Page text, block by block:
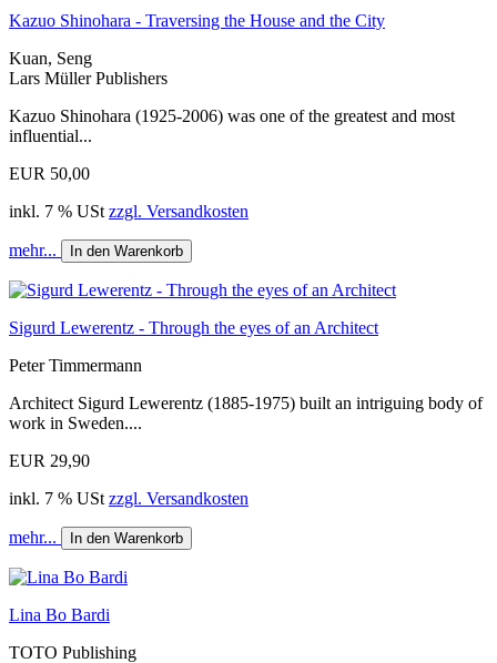
Kazuo Shinohara - Traversing the House and the City
Kuan, Seng
Lars Müller Publishers
Kazuo Shinohara (1925-2006) was one of the greatest and most
influential...
EUR 50,00
inkl. 7 % USt zzgl. Versandkosten
mehr... In den Warenkorb
Sigurd Lewerentz - Through the eyes of an Architect
Peter Timmermann
Architect Sigurd Lewerentz (1885-1975) built an intriguing body of
work in Sweden....
EUR 29,90
inkl. 7 % USt zzgl. Versandkosten
mehr... In den Warenkorb
Lina Bo Bardi
TOTO Publishing